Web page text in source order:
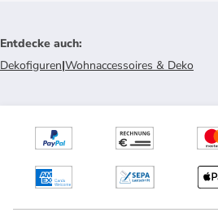
Entdecke auch:
Dekofiguren|Wohnaccessoires & Deko